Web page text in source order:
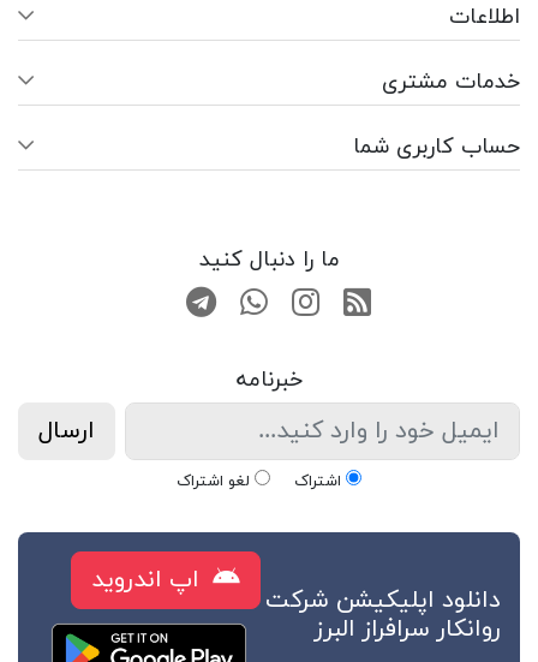
اطلاعات
خدمات مشتری
حساب کاربری شما
ما را دنبال کنید
RSS صفحه اینستاگرام
تماس با واتس اپ
کانال تلگرام
خبرنامه
ارسال
اشتراک لغو اشتراک
دانلود اپلیکیشن شرکت
روانکار سرافراز البرز
اپ اندروید